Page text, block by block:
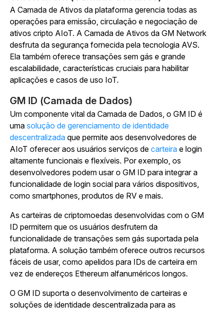
A Camada de Ativos da plataforma gerencia todas as
operações para emissão, circulação e negociação de
ativos cripto AIoT. A Camada de Ativos da GM Network
desfruta da segurança fornecida pela tecnologia AVS.
Ela também oferece transações sem gás e grande
escalabilidade, características cruciais para habilitar
aplicações e casos de uso IoT.
GM ID (Camada de Dados)
Um componente vital da Camada de Dados, o GM ID é
uma solução de gerenciamento de identidade
descentralizada que permite aos desenvolvedores de
AIoT oferecer aos usuários serviços de carteira e login
altamente funcionais e flexíveis. Por exemplo, os
desenvolvedores podem usar o GM ID para integrar a
funcionalidade de login social para vários dispositivos,
como smartphones, produtos de RV e mais.
As carteiras de criptomoedas desenvolvidas com o GM
ID permitem que os usuários desfrutem da
funcionalidade de transações sem gás suportada pela
plataforma. A solução também oferece outros recursos
fáceis de usar, como apelidos para IDs de carteira em
vez de endereços Ethereum alfanuméricos longos.
O GM ID suporta o desenvolvimento de carteiras e
soluções de identidade descentralizada para as